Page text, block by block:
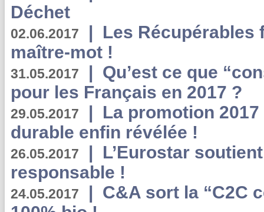
Déchet
02.06.2017 | Les Récupérables
maître-mot !
31.05.2017 | Qu’est ce que
pour les Français en 2017 ?
29.05.2017 | La promotion
durable enfin révélée !
26.05.2017 | L’Eurostar
responsable !
24.05.2017 | C&A sort la “C2C